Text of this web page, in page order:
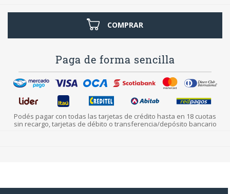
COMPRAR
Paga de forma sencilla
Podés pagar con todas las tarjetas de crédito hasta en 18 cuotas
sin recargo, tarjetas de débito o transferencia/depósito bancario